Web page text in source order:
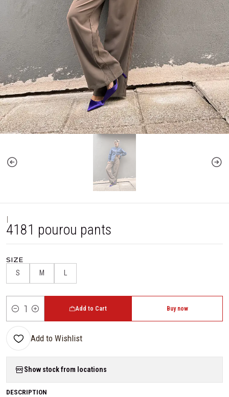
|
4181 pourou pants
SIZE
S M L
Quantity
Add to Cart Buy now
Add to Wishlist
Show stock from locations
DESCRIPTION